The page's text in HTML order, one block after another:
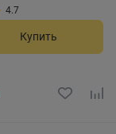
4.7
Купить